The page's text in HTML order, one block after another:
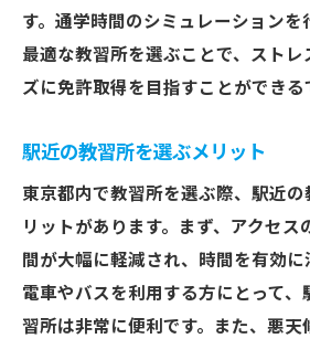
す。通学時間のシミュレーションを
最適な教習所を選ぶことで、ストレ
ズに免許取得を目指すことができる
駅近の教習所を選ぶメリット
東京都内で教習所を選ぶ際、駅近
リットがあります。まず、アクセス
間が大幅に軽減され、時間を有効に
電車やバスを利用する方にとって、
習所は非常に便利です。また、悪天